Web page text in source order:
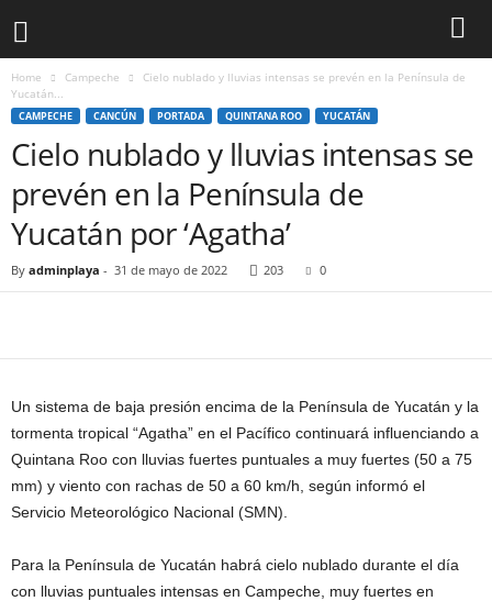
Home Campeche
Cielo nublado y lluvias intensas se prevén en la Península de
Yucatán...
CAMPECHE CANCÚN PORTADA QUINTANA ROO YUCATÁN
Cielo nublado y lluvias intensas se
prevén en la Península de
Yucatán por ‘Agatha’
By adminplaya - 31 de mayo de 2022 203 0
Un sistema de baja presión encima de la Península de Yucatán y la
tormenta tropical “Agatha” en el Pacífico continuará influenciando a
Quintana Roo con lluvias fuertes puntuales a muy fuertes (50 a 75
mm) y viento con rachas de 50 a 60 km/h, según informó el
Servicio Meteorológico Nacional (SMN).
Para la Península de Yucatán habrá cielo nublado durante el día
con lluvias puntuales intensas en Campeche, muy fuertes en